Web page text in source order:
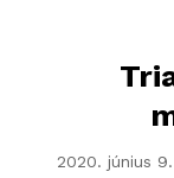
2020. június 9.